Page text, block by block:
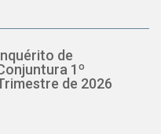
de
1º
de 2026